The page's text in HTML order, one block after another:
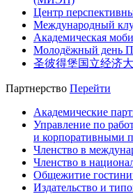
Центр
Международный
Академическая
Молодёжный день
圣彼得堡国立经济
Партнерство Перейти
Академические
Управление по
и корпоративными
Членство в
Членство в
Общежитие
Издательство и